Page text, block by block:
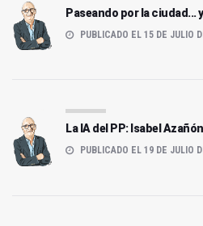
Paseando por la ciudad...
PUBLICADO EL 15 DE JULIO
La IA del PP: Isabel Azañón
PUBLICADO EL 19 DE JULIO